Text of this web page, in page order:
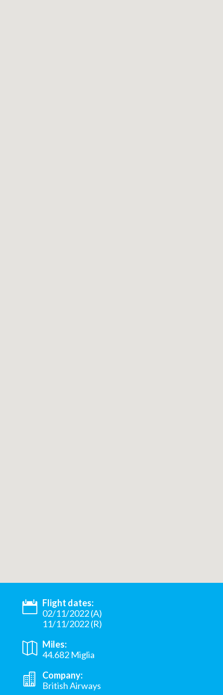
Flight dates:
02/11/2022 (A)
11/11/2022 (R)
Miles:
44.682 Miglia
Company:
British Airways